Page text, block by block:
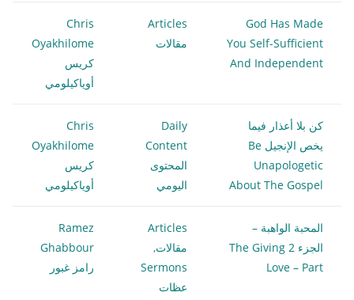
God Has Made
You Self-Sufficient
And Independent
Articles
مقالات
Chris
Oyakhilome
كريس
أوياكيلومي
كن بلا أعذار فيما
يخص الإنجيل Be
Unapologetic
About The Gospel
Daily
Content
المحتوى
اليومي
Chris
Oyakhilome
كريس
أوياكيلومي
المحبة الواهبة –
الجزء 2 The Giving
Love – Part
Articles
مقالات,
Sermons
عظات
Ramez
Ghabbour
رامز غبور